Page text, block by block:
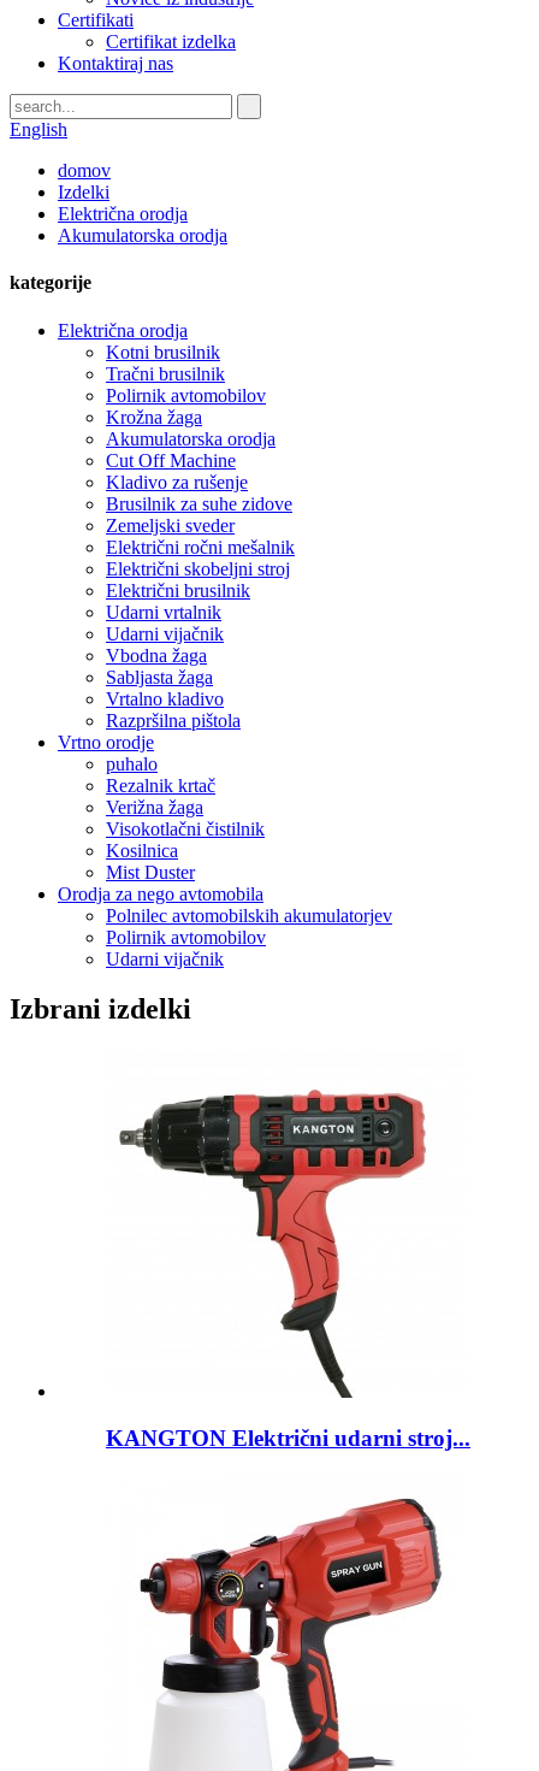
Certifikati
Certifikat izdelka
Kontaktiraj nas
English
domov
Izdelki
Električna orodja
Akumulatorska orodja
kategorije
Električna orodja
Kotni brusilnik
Tračni brusilnik
Polirnik avtomobilov
Krožna žaga
Akumulatorska orodja
Cut Off Machine
Kladivo za rušenje
Brusilnik za suhe zidove
Zemeljski sveder
Električni ročni mešalnik
Električni skobeljni stroj
Električni brusilnik
Udarni vrtalnik
Udarni vijačnik
Vbodna žaga
Sabljasta žaga
Vrtalno kladivo
Razpršilna pištola
Vrtno orodje
puhalo
Rezalnik krtač
Verižna žaga
Visokotlačni čistilnik
Kosilnica
Mist Duster
Orodja za nego avtomobila
Polnilec avtomobilskih akumulatorjev
Polirnik avtomobilov
Udarni vijačnik
Izbrani izdelki
KANGTON Električni udarni stroj...